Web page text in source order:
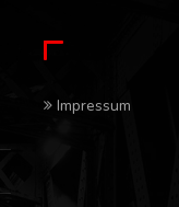
Impressum